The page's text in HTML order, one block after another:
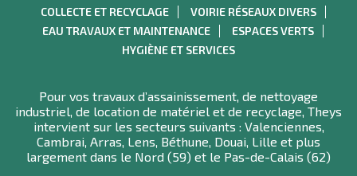
COLLECTE ET RECYCLAGE
VOIRIE RÉSEAUX DIVERS
EAU TRAVAUX ET MAINTENANCE
ESPACES VERTS
HYGIÈNE ET SERVICES
Pour vos travaux d’assainissement, de nettoyage
industriel, de location de matériel et de recyclage, Theys
intervient sur les secteurs suivants : Valenciennes,
Cambrai, Arras, Lens, Béthune, Douai, Lille et plus
largement dans le Nord (59) et le Pas-de-Calais (62)